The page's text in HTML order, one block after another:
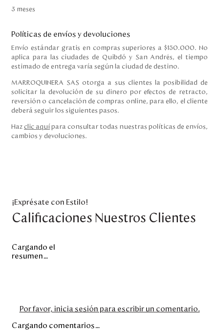
3 meses
Políticas de envíos y devoluciones
Envío estándar gratis en compras superiores a $150.000. No
aplica para las ciudades de Quibdó y San Andrés, el tiempo
estimado de entrega varía según la ciudad de destino.
MARROQUINERA SAS otorga a sus clientes la posibilidad de
solicitar la devolución de su dinero por efectos de retracto,
reversión o cancelación de compras online, para ello, el cliente
deberá seguir los siguientes pasos.
Haz clic aquí para consultar todas nuestras políticas de envíos,
cambios y devoluciones.
¡Exprésate con Estilo!
Calificaciones Nuestros Clientes
Cargando el
resumen…
Por favor, inicia sesión para escribir un comentario.
Cargando comentarios…